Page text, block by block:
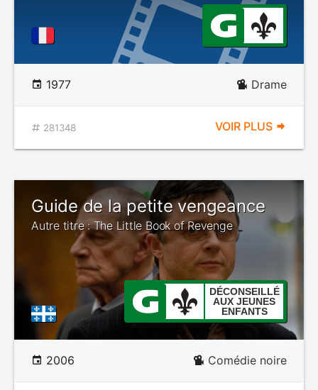
1977 Drame
281348 VOIR PLUS
Guide de la petite vengeance
Autre titre : The Little Book of Revenge
DÉCONSEILLÉ
AUX JEUNES
ENFANTS
2006 Comédie noire